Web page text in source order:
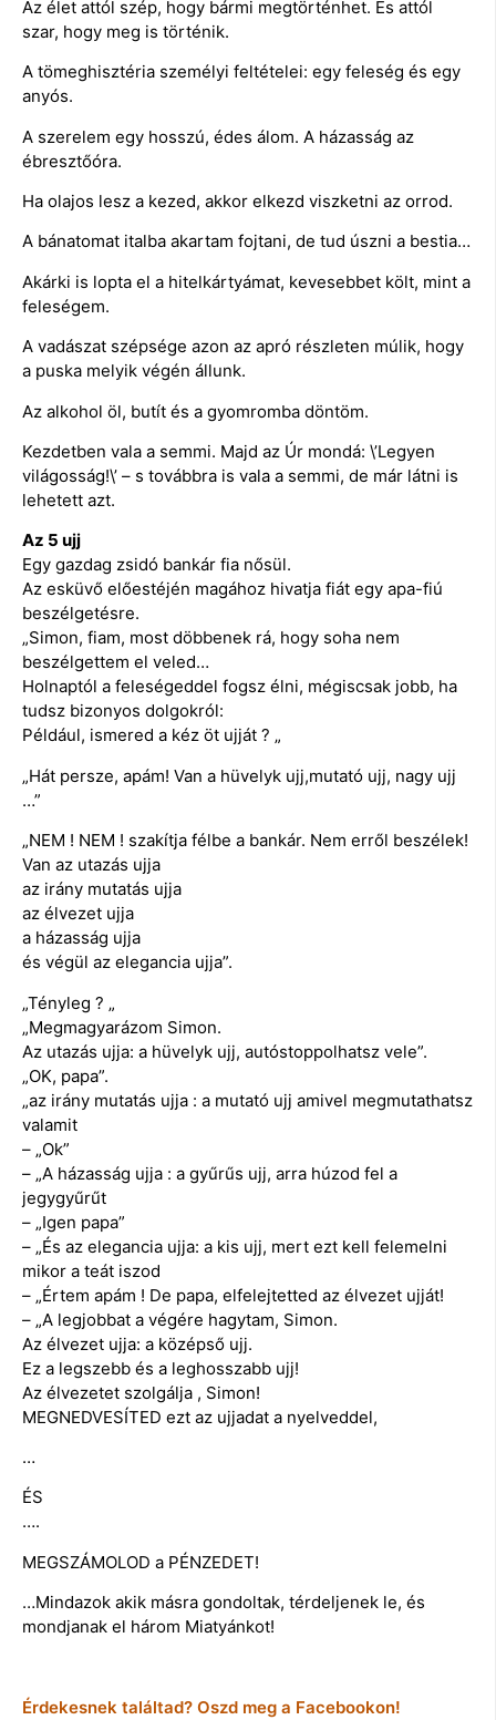
Az élet attól szép, hogy bármi megtörténhet. És attól
szar, hogy meg is történik.
A tömeghisztéria személyi feltételei: egy feleség és egy
anyós.
A szerelem egy hosszú, édes álom. A házasság az
ébresztőóra.
Ha olajos lesz a kezed, akkor elkezd viszketni az orrod.
A bánatomat italba akartam fojtani, de tud úszni a bestia…
Akárki is lopta el a hitelkártyámat, kevesebbet költ, mint a
feleségem.
A vadászat szépsége azon az apró részleten múlik, hogy
a puska melyik végén állunk.
Az alkohol öl, butít és a gyomromba döntöm.
Kezdetben vala a semmi. Majd az Úr mondá: \’Legyen
világosság!\’ – s továbbra is vala a semmi, de már látni is
lehetett azt.
Az 5 ujj
Egy gazdag zsidó bankár fia nősül.
Az esküvő előestéjén magához hivatja fiát egy apa-fiú
beszélgetésre.
„Simon, fiam, most döbbenek rá, hogy soha nem
beszélgettem el veled…
Holnaptól a feleségeddel fogsz élni, mégiscsak jobb, ha
tudsz bizonyos dolgokról:
Például, ismered a kéz öt ujját ? „
„Hát persze, apám! Van a hüvelyk ujj,mutató ujj, nagy ujj
…”
„NEM ! NEM ! szakítja félbe a bankár. Nem erről beszélek!
Van az utazás ujja
az irány mutatás ujja
az élvezet ujja
a házasság ujja
és végül az elegancia ujja”.
„Tényleg ? „
„Megmagyarázom Simon.
Az utazás ujja: a hüvelyk ujj, autóstoppolhatsz vele”.
„OK, papa”.
„az irány mutatás ujja : a mutató ujj amivel megmutathatsz
valamit
– „Ok”
– „A házasság ujja : a gyűrűs ujj, arra húzod fel a
jegygyűrűt
– „Igen papa”
– „És az elegancia ujja: a kis ujj, mert ezt kell felemelni
mikor a teát iszod
– „Értem apám ! De papa, elfelejtetted az élvezet ujját!
– „A legjobbat a végére hagytam, Simon.
Az élvezet ujja: a középső ujj.
Ez a legszebb és a leghosszabb ujj!
Az élvezetet szolgálja , Simon!
MEGNEDVESÍTED ezt az ujjadat a nyelveddel,
…
ÉS
….
MEGSZÁMOLOD a PÉNZEDET!
…Mindazok akik másra gondoltak, térdeljenek le, és
mondjanak el három Miatyánkot!
Érdekesnek találtad? Oszd meg a Facebookon!